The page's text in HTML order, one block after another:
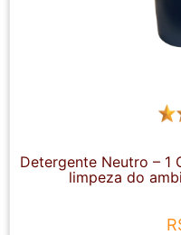
Detergente Neutro – 1
limpeza do